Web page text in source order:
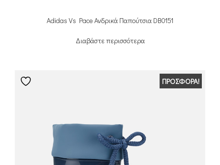
Adidas Vs Pace Ανδρικά Παπούτσια DB0151
Διαβάστε περισσότερα
ΠΡΟΣΦΟΡΆ!